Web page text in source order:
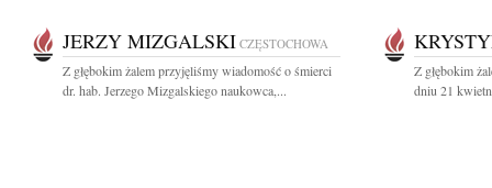
JERZY MIZGALSKI CZĘSTOCHOWA
Z głębokim żalem przyjęliśmy wiadomość o śmierci
dr. hab. Jerzego Mizgalskiego naukowca,...
Z głębokim
dniu 21